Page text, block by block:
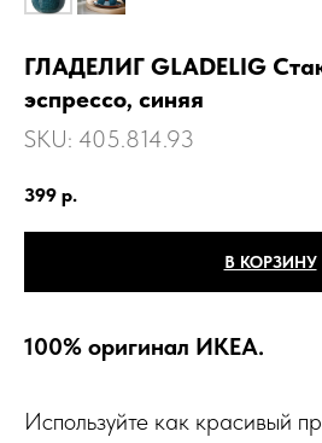
ГЛАДЕЛИГ GLADELIG
эспрессо, синяя
SKU: 405.814.93
399 р.
В КОРЗИНУ
100% оригинал ИКЕА.
Используйте как красивый